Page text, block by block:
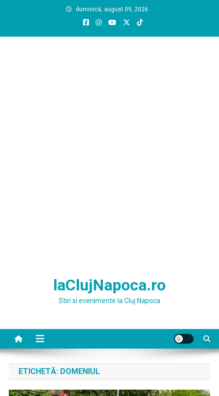
duminică, august 09, 2026
laClujNapoca.ro
Stiri si evenimente la Cluj Napoca
ETICHETĂ: DOMENIUL